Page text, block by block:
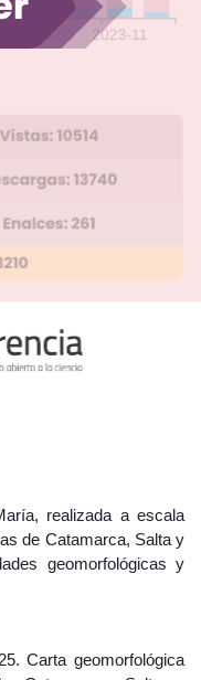
realizada a escala
de Catamarca, Salta y
geomorfológicas y
Carta geomorfológica